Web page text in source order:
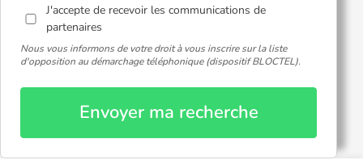
J'accepte de recevoir les communications de
partenaires
Nous vous informons de votre droit à vous inscrire sur la liste
d'opposition au démarchage téléphonique (dispositif BLOCTEL).
Envoyer ma recherche